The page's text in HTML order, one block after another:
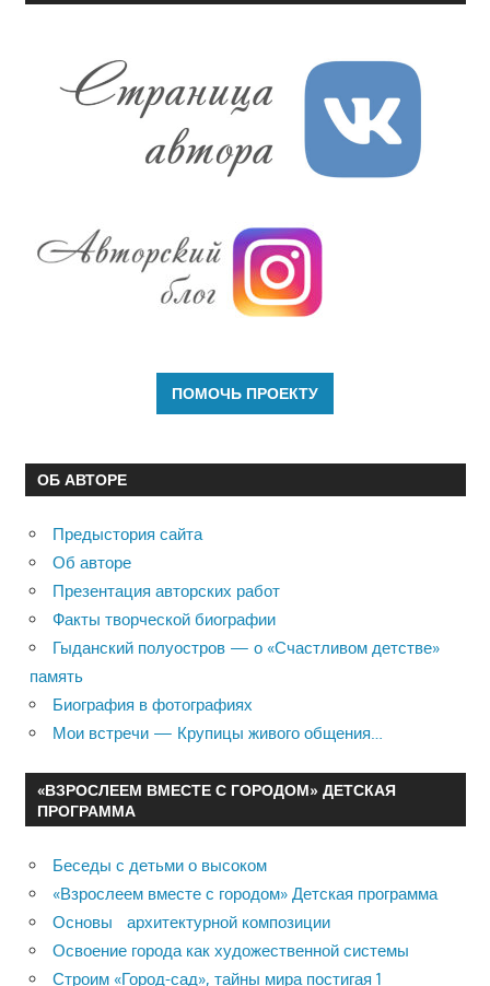
ОБ АВТОРЕ
Предыстория сайта
Об авторе
Презентация авторских работ
Факты творческой биографии
Гыданский полуостров — о «Счастливом детстве»
память
Биография в фотографиях
Мои встречи — Крупицы живого общения…
«ВЗРОСЛЕЕМ ВМЕСТЕ С ГОРОДОМ» ДЕТСКАЯ
ПРОГРАММА
Беседы с детьми о высоком
«Взрослеем вместе с городом» Детская программа
Основы архитектурной композиции
Освоение города как художественной системы
Строим «Город-сад», тайны мира постигая 1